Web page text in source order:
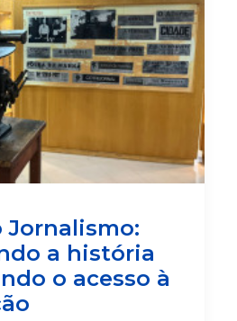
Jornalismo:
a história
o acesso à